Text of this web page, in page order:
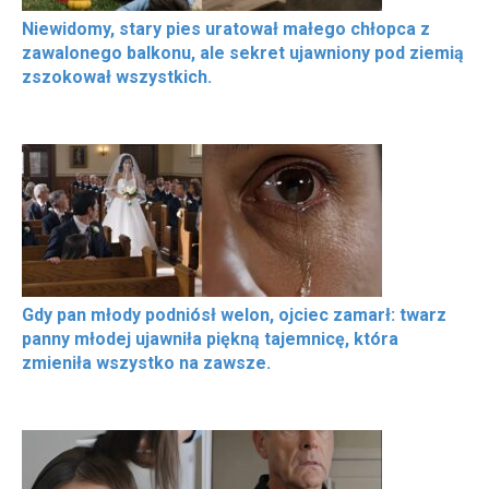
Niewidomy, stary pies uratował małego chłopca z
zawalonego balkonu, ale sekret ujawniony pod ziemią
zszokował wszystkich.
Gdy pan młody podniósł welon, ojciec zamarł: twarz
panny młodej ujawniła piękną tajemnicę, która
zmieniła wszystko na zawsze.